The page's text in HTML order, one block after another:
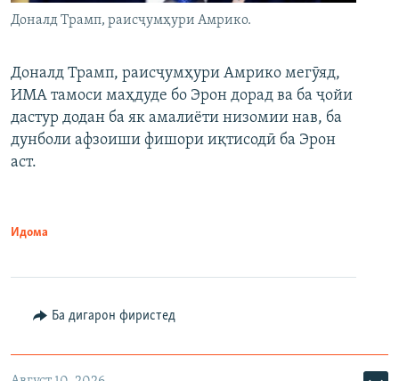
Доналд Трамп, раисҷумҳури Амрико.
Доналд Трамп, раисҷумҳури Амрико мегӯяд,
ИМА тамоси маҳдуде бо Эрон дорад ва ба ҷойи
дастур додан ба як амалиёти низомии нав, ба
дунболи афзоиши фишори иқтисодӣ ба Эрон
аст.
Идома
Ба дигарон фиристед